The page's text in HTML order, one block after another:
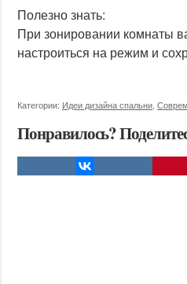
Полезно знать:
При зонировании комнаты
настроиться на режим и
Категории: Идеи дизайна спальни
Понравилось?